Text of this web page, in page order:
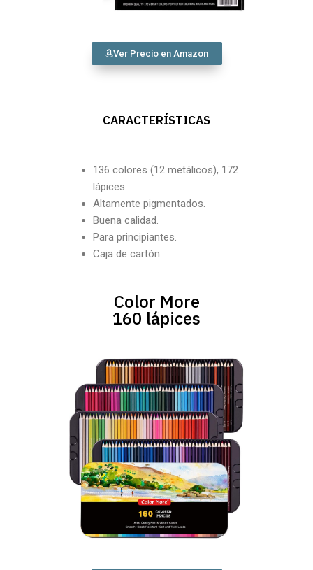
Ver Precio en Amazon
CARACTERÍSTICAS
136 colores (12 metálicos), 172
lápices.
Altamente pigmentados.
Buena calidad.
Para principiantes.
Caja de cartón.
Color More
160 lápices